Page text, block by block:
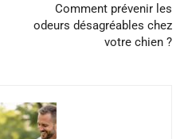
Comment prévenir les
odeurs désagréables chez
votre chien ?